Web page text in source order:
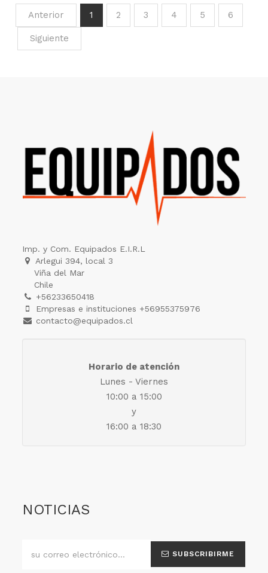
Anterior 1 2 3 4 5 6
Siguiente
Imp. y Com. Equipados E.I.R.L
Arlegui 394, local 3
Viña del Mar
Chile
+56233650418
Empresas e instituciones +56955375976
contacto@equipados.cl
Horario de atención
Lunes - Viernes
10:00 a 15:00
y
16:00 a 18:30
NOTICIAS
SUBSCRIBIRME